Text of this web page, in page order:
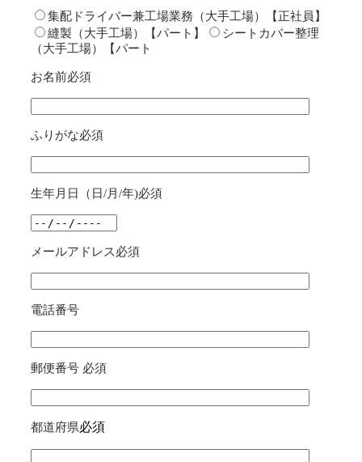
集配ドライバー兼工場業務（大手工場）【正社員】
縫製（大手工場）【パート】
シートカバー整理
（大手工場）【パート
お名前必須
ふりがな必須
生年月日（日/月/年)必須
メールアドレス必須
電話番号
郵便番号 必須
都道府県必須